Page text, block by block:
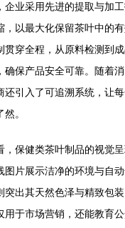
企业采用先进的提取与加
，以最大化保留茶叶中的
贯穿全程，从原料检测到
确保产品安全可靠。随着
还引入了可追溯系统，让
。
，保健类茶叶制品的视觉
图片展示洁净的环境与自
突出其天然色泽与精致包
用于市场营销，还能教育